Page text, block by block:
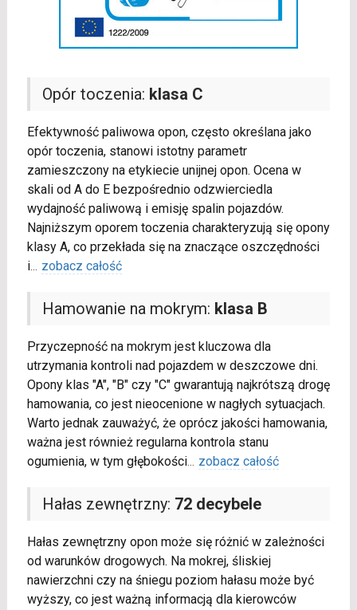
Opór toczenia: klasa C
Efektywność paliwowa opon, często określana jako
opór toczenia, stanowi istotny parametr
zamieszczony na etykiecie unijnej opon. Ocena w
skali od A do E bezpośrednio odzwierciedla
wydajność paliwową i emisję spalin pojazdów.
Najniższym oporem toczenia charakteryzują się opony
klasy A, co przekłada się na znaczące oszczędności
i... zobacz całość
Hamowanie na mokrym: klasa B
Przyczepność na mokrym jest kluczowa dla
utrzymania kontroli nad pojazdem w deszczowe dni.
Opony klas "A", "B" czy "C" gwarantują najkrótszą drogę
hamowania, co jest nieocenione w nagłych sytuacjach.
Warto jednak zauważyć, że oprócz jakości hamowania,
ważna jest również regularna kontrola stanu
ogumienia, w tym głębokości... zobacz całość
Hałas zewnętrzny: 72 decybele
Hałas zewnętrzny opon może się różnić w zależności
od warunków drogowych. Na mokrej, śliskiej
nawierzchni czy na śniegu poziom hałasu może być
wyższy, co jest ważną informacją dla kierowców